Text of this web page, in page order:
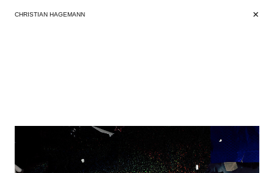
CHRISTIAN HAGEMANN +
+